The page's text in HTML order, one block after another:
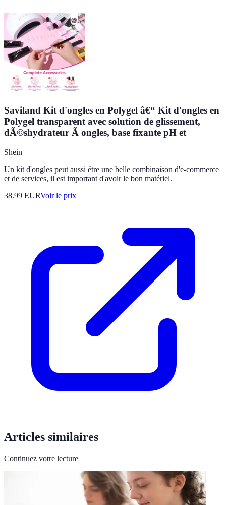
Saviland Kit d'ongles en Polygel â€“ Kit d'ongles en
Polygel transparent avec solution de glissement,
dÃ©shydrateur Ã ongles, base fixante pH et
Shein
Un kit d'ongles peut aussi être une belle combinaison d'e-commerce
et de services, il est important d'avoir le bon matériel.
38.99 EURVoir le prix
Articles similaires
Continuez votre lecture